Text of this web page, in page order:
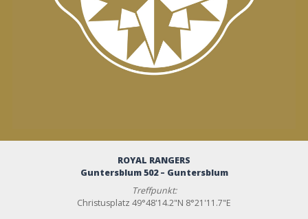
ROYAL RANGERS
Guntersblum 502 – Guntersblum
Treffpunkt:
Christusplatz 49°48'14.2"N 8°21'11.7"E